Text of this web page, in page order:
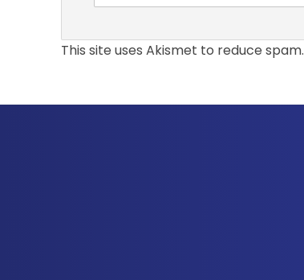
This site uses Akismet to reduce spam.